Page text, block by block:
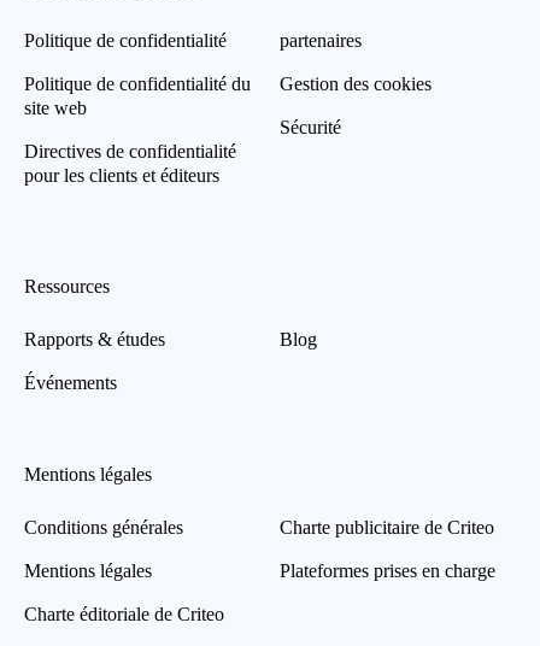
Politique de confidentialité
Politique de confidentialité du
site web
Directives de confidentialité
pour les clients et éditeurs
partenaires
Gestion des cookies
Sécurité
Ressources
Rapports & études
Événements
Blog
Mentions légales
Conditions générales
Mentions légales
Charte éditoriale de Criteo
Charte publicitaire de Criteo
Plateformes prises en charge